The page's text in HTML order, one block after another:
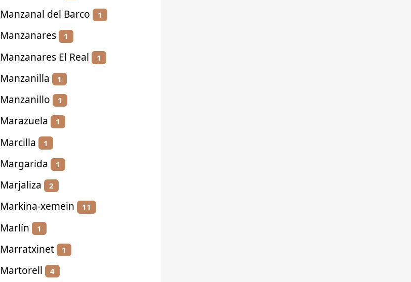
Manzanal del Barco 1
Manzanares 1
Manzanares El Real 1
Manzanilla 1
Manzanillo 1
Marazuela 1
Marcilla 1
Margarida 1
Marjaliza 2
Markina-xemein 11
Marlín 1
Marratxinet 1
Martorell 4